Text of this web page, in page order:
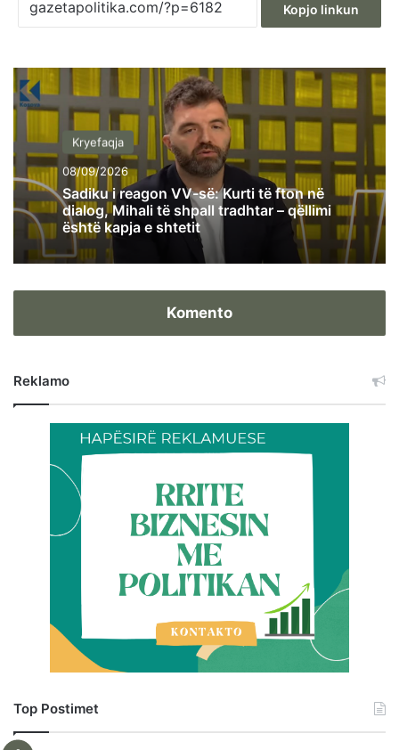
Kopjo linkun
Kryefaqja
08/09/2026
Sadiku i reagon VV-së: Kurti të fton në
dialog, Mihali të shpall tradhtar – qëllimi
është kapja e shtetit
Komento
Reklamo
Top Postimet